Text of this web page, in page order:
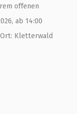
offenen
ab 14:00
Kletterwald